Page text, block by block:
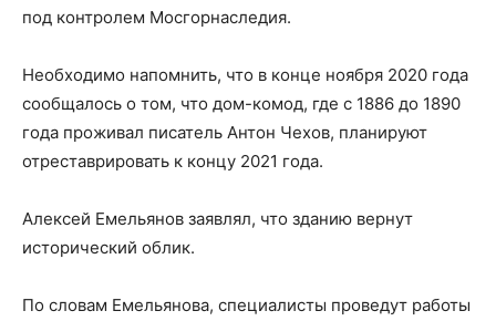
под контролем Мосгорнаследия.
Необходимо напомнить, что в конце ноября 2020 года
сообщалось о том, что дом-комод, где с 1886 до 1890
года проживал писатель Антон Чехов, планируют
отреставрировать к концу 2021 года.
Алексей Емельянов заявлял, что зданию вернут
исторический облик.
По словам Емельянова, специалисты проведут работы